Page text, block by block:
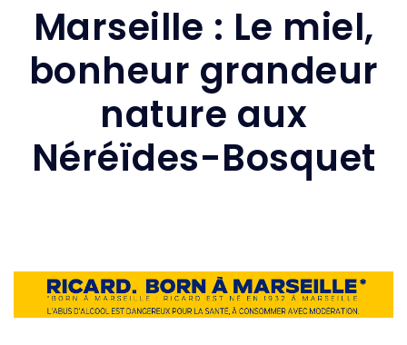
Marseille : Le miel,
bonheur grandeur
nature aux
Néréïdes-Bosquet